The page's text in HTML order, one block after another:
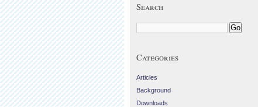
Search
Categories
Articles
Background
Downloads